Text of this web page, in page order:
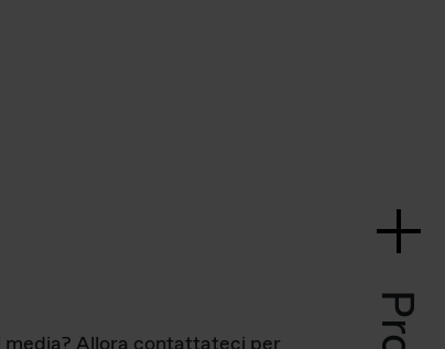
Allora contattateci per